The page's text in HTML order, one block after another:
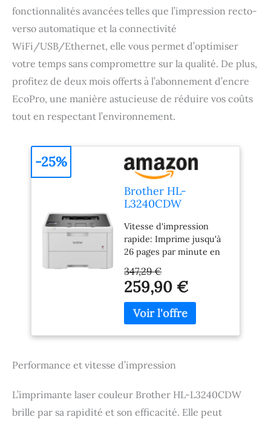
fonctionnalités avancées telles que l’impression recto-
verso automatique et la connectivité
WiFi/USB/Ethernet, elle vous permet d’optimiser
votre temps sans compromettre sur la qualité. De plus,
profitez de deux mois offerts à l’abonnement d’encre
EcoPro, une manière astucieuse de réduire vos coûts
tout en respectant l’environnement.
Brother HL-
L3240CDW
Couleur
WiFi/USB/Ethernet
Recto-Verso
Automatique
Imprime jusqu'à 26
Pages par Minute
Éligible au Forfait
d'encre EcoPro
Vitesse d'impression
rapide: Imprime jusqu'à
26 pages par minute en
Impression recto verso
automatique: Jusqu'à 10
faces par minute pour
économiser du papier
Connectivités multiples:
Ethernet Gigabit, WiFi
flexibilité maximale
généreuse: 256 Mo de
traitement efficace des
347,29 €
259,90 €
-25%
Performance et vitesse d’impression
L’imprimante laser couleur Brother HL-L3240CDW
brille par sa rapidité et son efficacité. Elle peut